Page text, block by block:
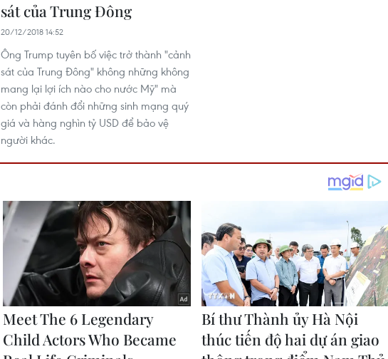
sát của Trung Đông
20/12/2018 14:52
Ông Trump tuyên bố việc trở thành "cảnh
sát của Trung Đông" không những không
mang lại lợi ích nào cho nước Mỹ" mà
còn phải đánh đổi những sinh mạng quý
giá và hàng nghìn tỷ USD để bảo vệ
người khác.